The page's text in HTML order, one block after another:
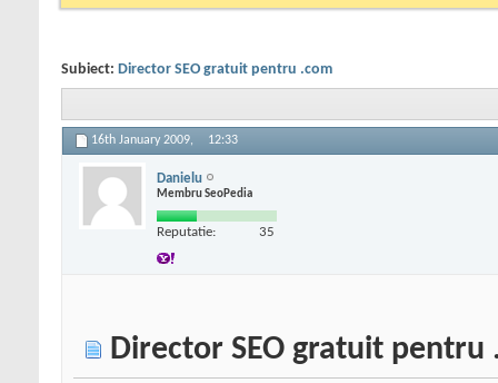
Subiect: Director SEO gratuit pentru .com
16th January 2009, 12:33
Danielu
Membru SeoPedia
Reputatie: 35
Director SEO gratuit pentru